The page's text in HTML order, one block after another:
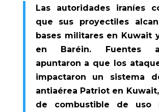
Las autoridades iraníes
que sus proyectiles
bases militares en Kuwait
en Baréin. Fuentes
apuntaron a que los
impactaron un sistema
antiaérea Patriot en
de combustible de uso